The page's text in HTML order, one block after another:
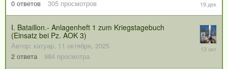
0 ответов 305 просмотров
19
декабря,
2025
I. Bataillon.- Anlagenheft 1 zum Kriegstagebuch
(Einsatz bei Pz. AOK 3)
Автор: катуар, 11 октября, 2025
2 ответа 984 просмотра
13